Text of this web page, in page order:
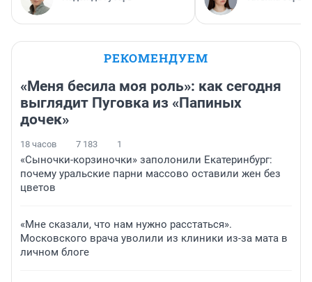
РЕКОМЕНДУЕМ
«Меня бесила моя роль»: как сегодня
выглядит Пуговка из «Папиных
дочек»
18 часов 7 183 1
«Сыночки-корзиночки» заполонили Екатеринбург:
почему уральские парни массово оставили жен без
цветов
«Мне сказали, что нам нужно расстаться».
Московского врача уволили из клиники из-за мата в
личном блоге